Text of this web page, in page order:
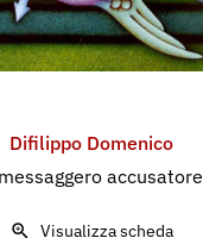
Difilippo Domenico
accusatore
Visualizza scheda